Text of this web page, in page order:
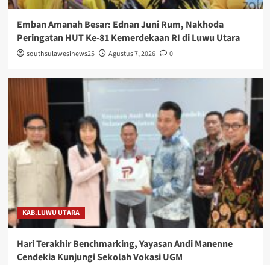
Emban Amanah Besar: Ednan Juni Rum, Nakhoda
Peringatan HUT Ke-81 Kemerdekaan RI di Luwu Utara
southsulawesinews25 Agustus 7, 2026 0
KAB.LUWU UTARA
Hari Terakhir Benchmarking, Yayasan Andi Manenne
Cendekia Kunjungi Sekolah Vokasi UGM